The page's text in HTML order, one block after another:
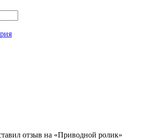
отзыв на «Приводной ролик»